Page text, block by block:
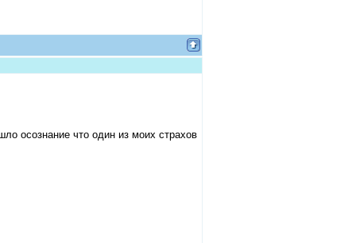
осознание что один из моих страхов